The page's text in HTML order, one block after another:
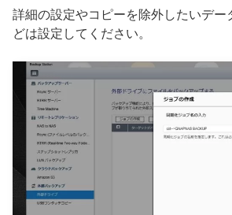
詳細の設定やコピーを除外したいデー
どは設定してください。